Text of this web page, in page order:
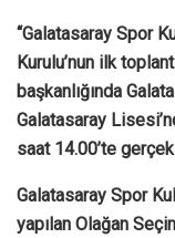
“Galatasaray Spor
Kurulu’nun ilk
başkanlığında
Galatasaray
saat 14.00’te
Galatasaray Spor
yapılan Olağan